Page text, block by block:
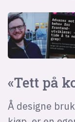
«Tett på
Å designe